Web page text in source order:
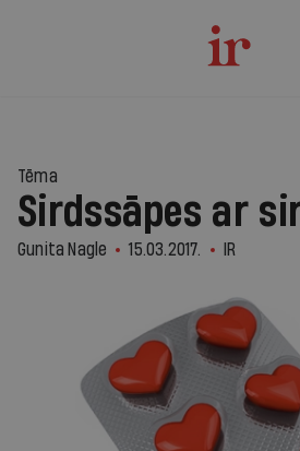
Tēma
Sirdssāpes ar
Gunita Nagle 15.03.2017. IR